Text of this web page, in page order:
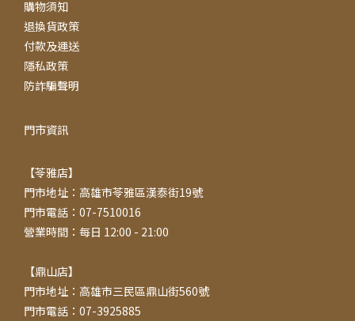
購物須知
退換貨政策
付款及運送
隱私政策
防詐騙聲明
門市資訊
【苓雅店】
門市地址：高雄市苓雅區漢泰街19號
門市電話：07-7510016
營業時間：每日 12:00 - 21:00
【鼎山店】
門市地址：高雄市三民區鼎山街560號
門市電話：07-3925885